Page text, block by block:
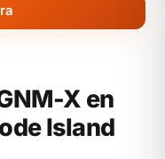
X en
Island